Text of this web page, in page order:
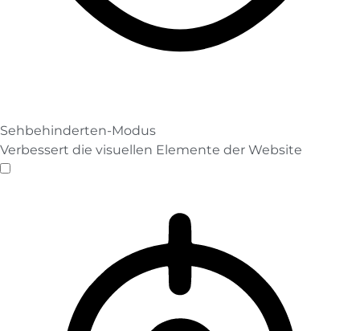
Sehbehinderten-Modus
Verbessert die visuellen Elemente der Website
Sehbehinderten-Modus